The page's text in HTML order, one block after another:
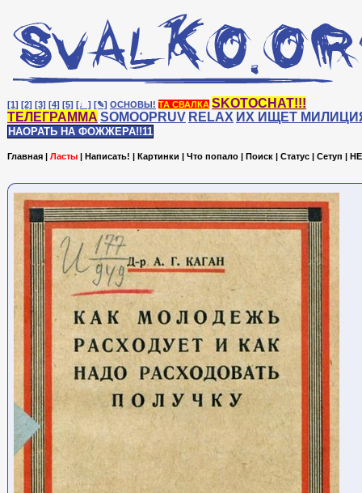
[1] [2] [3] [4] [5] [♩] [✎] ОСНОВЫ! ТА СВАЛКА SKOTOCHAT!!!
ТЕЛЕГРАММА SOMOOPRUV RELAX ИХ ИЩЕТ
НАОРАТЬ НА ФОЖЖЕРА!!11
Главная | Ласты | Написать! | Картинки | Что попало | Поиск | Статус | Сетуп |